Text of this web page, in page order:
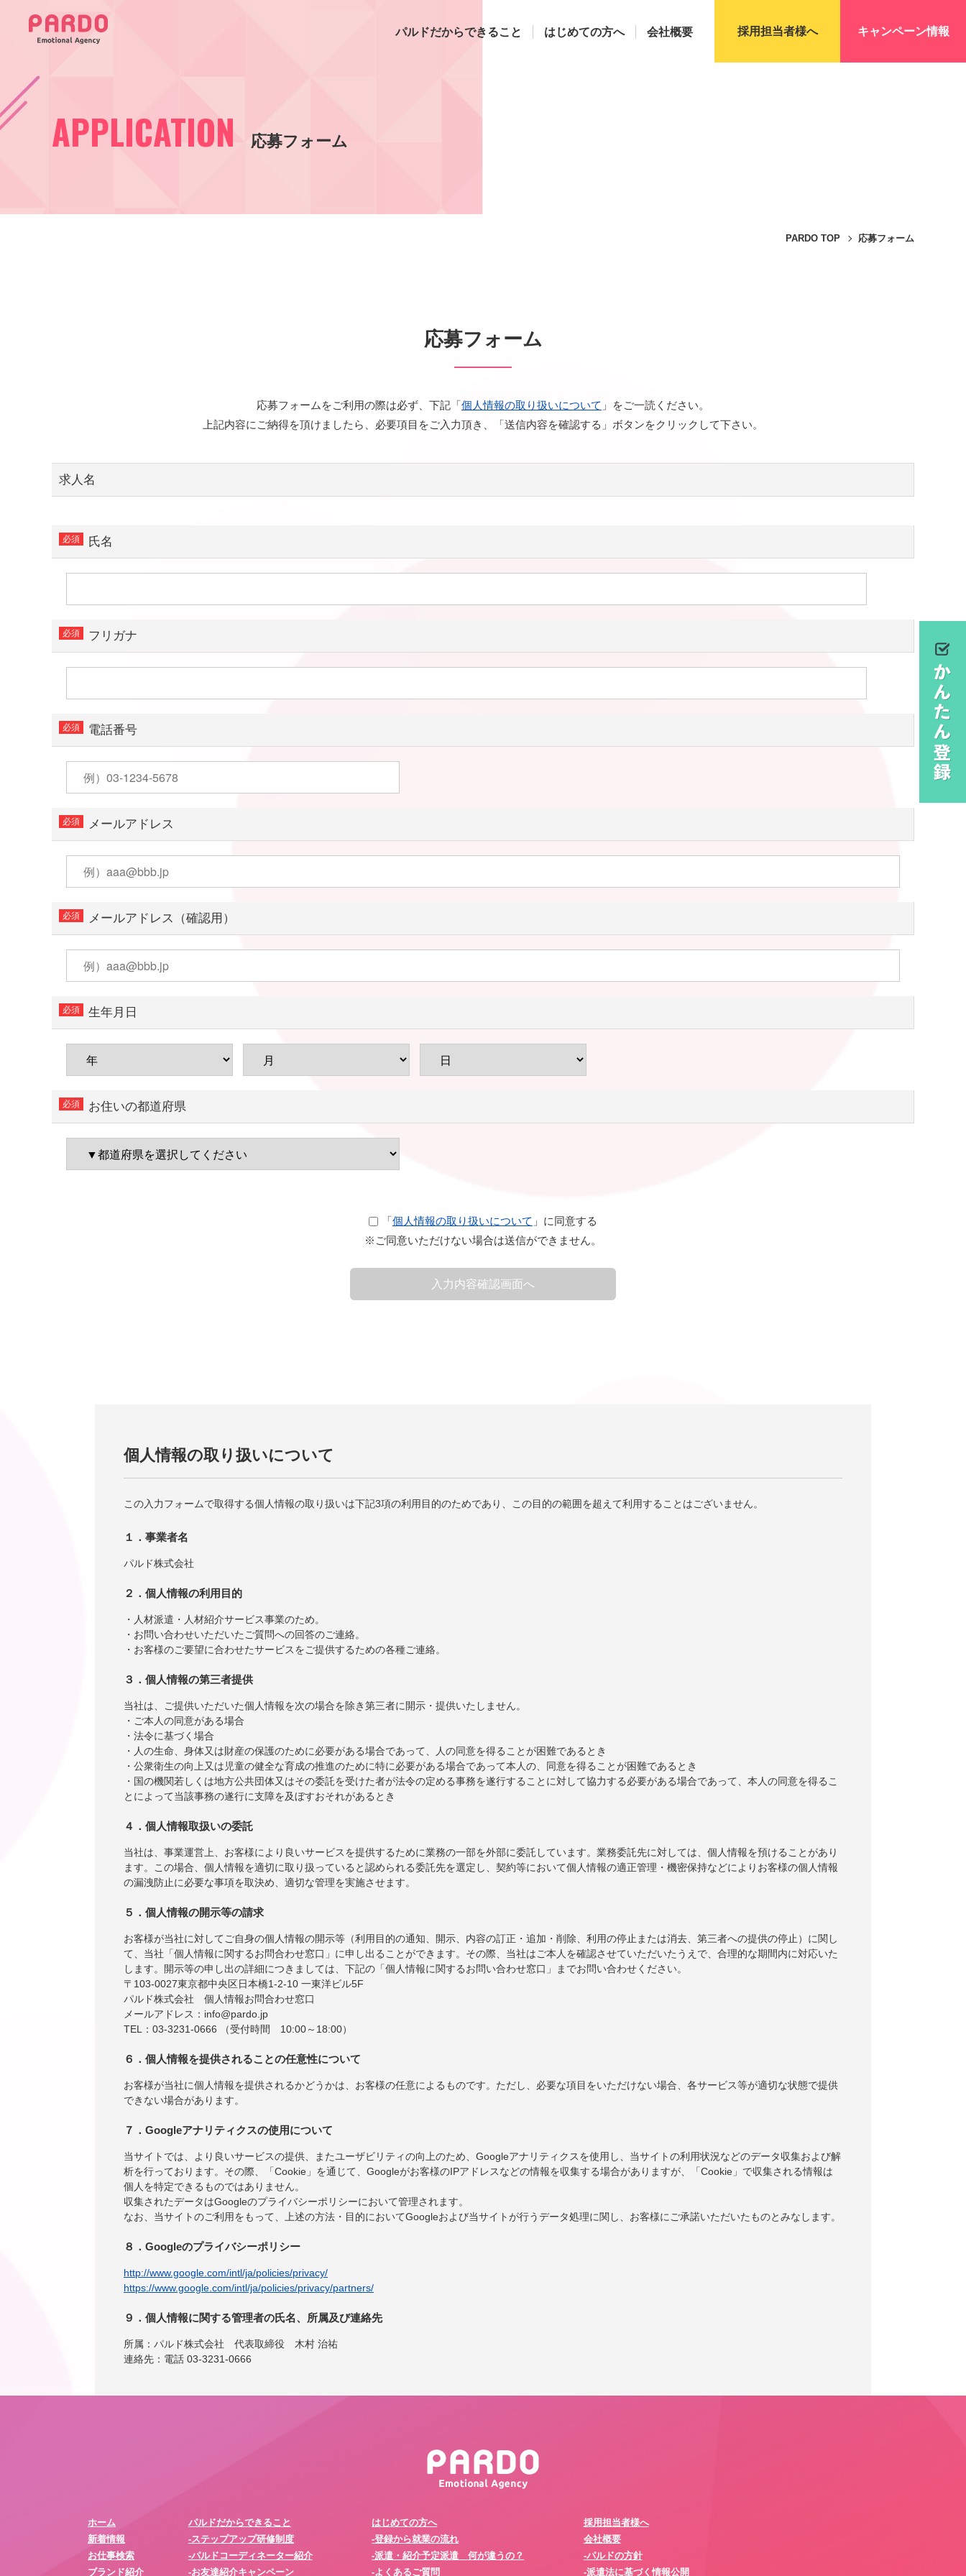
パルドだからできること はじめての方へ 会社概要 採用担当者様へ キャンペーン情報
APPLICATION 応募フォーム
PARDO TOP 応募フォーム
応募フォーム
応募フォームをご利用の際は必ず、下記「個人情報の取り扱いについて 」をご一読ください。
上記内容にご納得を頂けましたら、必要項目をご入力頂き、「送信内容を確認する」ボタンをクリックして下さい。
求人名
氏名
フリガナ
電話番号
メールアドレス
メールアドレス（確認用）
生年月日
お住いの都道府県
「個人情報の取り扱いについて 」に同意する
※ご同意いただけない場合は送信ができません。
個人情報の取り扱いについて
この入力フォームで取得する個人情報の取り扱いは下記3項の利用目的のためであり、この目的の範囲を超えて利用することはございません。
１．事業者名
パルド株式会社
２．個人情報の利用目的
・人材派遣・人材紹介サービス事業のため。
・お問い合わせいただいたご質問への回答のご連絡。
・お客様のご要望に合わせたサービスをご提供するための各種ご連絡。
３．個人情報の第三者提供
当社は、ご提供いただいた個人情報を次の場合を除き第三者に開示・提供いたしません。
・ご本人の同意がある場合
・法令に基づく場合
・人の生命、身体又は財産の保護のために必要がある場合であって、人の同意を得ることが困難であるとき
・公衆衛生の向上又は児童の健全な育成の推進のために特に必要がある場合であって本人の、同意を得ることが困難であるとき
・国の機関若しくは地方公共団体又はその委託を受けた者が法令の定める事務を遂行することに対して協力する必要がある場合であって、本人の同意を得るこ
とによって当該事務の遂行に支障を及ぼすおそれがあるとき
４．個人情報取扱いの委託
当社は、事業運営上、お客様により良いサービスを提供するために業務の一部を外部に委託しています。業務委託先に対しては、個人情報を預けることがあり
ます。この場合、個人情報を適切に取り扱っていると認められる委託先を選定し、契約等において個人情報の適正管理・機密保持などによりお客様の個人情報
の漏洩防止に必要な事項を取決め、適切な管理を実施させます。
５．個人情報の開示等の請求
お客様が当社に対してご自身の個人情報の開示等（利用目的の通知、開示、内容の訂正・追加・削除、利用の停止または消去、第三者への提供の停止）に関し
て、当社「個人情報に関するお問合わせ窓口」に申し出ることができます。その際、当社はご本人を確認させていただいたうえで、合理的な期間内に対応いた
します。開示等の申し出の詳細につきましては、下記の「個人情報に関するお問い合わせ窓口」までお問い合わせください。
〒103-0027東京都中央区日本橋1-2-10 一東洋ビル5F
パルド株式会社 個人情報お問合わせ窓口
メールアドレス：info@pardo.jp
TEL：03-3231-0666 （受付時間 10:00～18:00）
６．個人情報を提供されることの任意性について
お客様が当社に個人情報を提供されるかどうかは、お客様の任意によるものです。ただし、必要な項目をいただけない場合、各サービス等が適切な状態で提供
できない場合があります。
７．Googleアナリティクスの使用について
当サイトでは、より良いサービスの提供、またユーザビリティの向上のため、Googleアナリティクスを使用し、当サイトの利用状況などのデータ収集および解
析を行っております。その際、「Cookie」を通じて、Googleがお客様のIPアドレスなどの情報を収集する場合がありますが、「Cookie」で収集される情報は
個人を特定できるものではありません。
収集されたデータはGoogleのプライバシーポリシーにおいて管理されます。
なお、当サイトのご利用をもって、上述の方法・目的においてGoogleおよび当サイトが行うデータ処理に関し、お客様にご承諾いただいたものとみなします。
８．Googleのプライバシーポリシー
http://www.google.com/intl/ja/policies/privacy/
https://www.google.com/intl/ja/policies/privacy/partners/
９．個人情報に関する管理者の氏名、所属及び連絡先
所属：パルド株式会社 代表取締役 木村 治祐
連絡先：電話 03-3231-0666
ホーム
新着情報
お仕事検索
ブランド紹介
パルドだからできること
-ステップアップ研修制度
-パルドコーディネーター紹介
-お友達紹介キャンペーン
はじめての方へ
-登録から就業の流れ
-派遣・紹介予定派遣 何が違うの？
-よくあるご質問
採用担当者様へ
会社概要
-パルドの方針
-派遣法に基づく情報公開